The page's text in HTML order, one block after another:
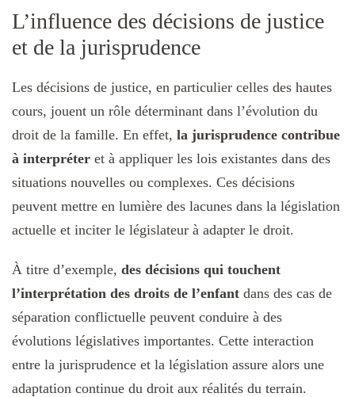
L’influence des décisions de justice
et de la jurisprudence
Les décisions de justice, en particulier celles des hautes
cours, jouent un rôle déterminant dans l’évolution du
droit de la famille. En effet, la jurisprudence contribue
à interpréter et à appliquer les lois existantes dans des
situations nouvelles ou complexes. Ces décisions
peuvent mettre en lumière des lacunes dans la législation
actuelle et inciter le législateur à adapter le droit.
À titre d’exemple, des décisions qui touchent
l’interprétation des droits de l’enfant dans des cas de
séparation conflictuelle peuvent conduire à des
évolutions législatives importantes. Cette interaction
entre la jurisprudence et la législation assure alors une
adaptation continue du droit aux réalités du terrain.